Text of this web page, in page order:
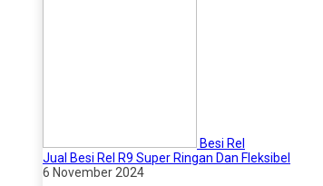
Besi Rel
Jual Besi Rel R9 Super Ringan Dan Fleksibel
6 November 2024